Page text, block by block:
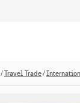
Travel Trade